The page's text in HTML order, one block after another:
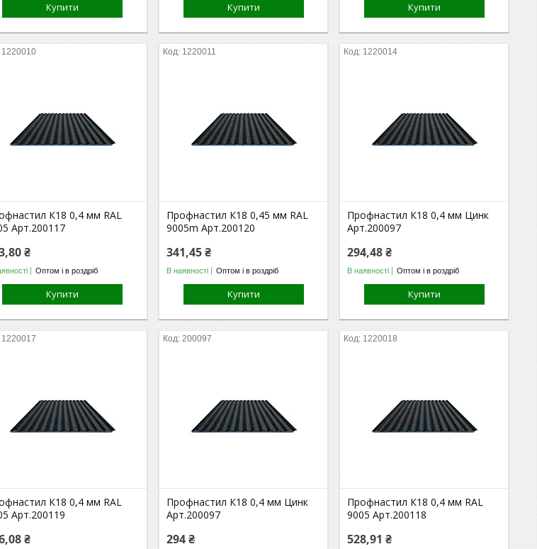
Купити Купити Купити
1220010
К18 0,4 мм RAL
Арт.200117
₴
Оптом і в роздріб
Купити
1220011
Профнастил К18 0,45 мм RAL
9005m Арт.200120
341,45 ₴
В наявності Оптом і в роздріб
Купити
1220014
Профнастил К18 0,4 мм Цинк
Арт.200097
294,48 ₴
В наявності Оптом і в роздріб
Купити
1220017
К18 0,4 мм RAL
Арт.200119
₴
200097
Профнастил К18 0,4 мм Цинк
Арт.200097
294 ₴
1220018
Профнастил К18 0,4 мм RAL
9005 Арт.200118
528,91 ₴